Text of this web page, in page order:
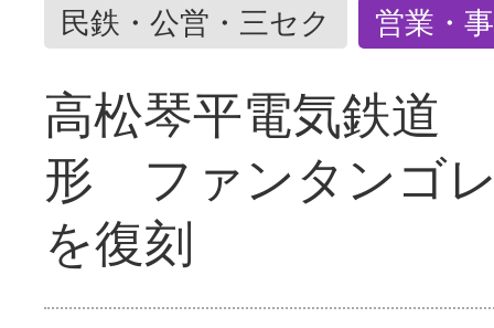
民鉄・公営・三セク 営業・
高松琴平電気鉄道
形 ファンタンゴ
を復刻